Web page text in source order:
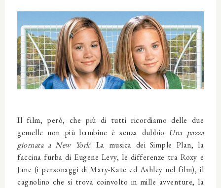
Il film, però, che più di tutti ricordiamo delle due
gemelle non più bambine è senza dubbio Una pazza
giornata a New York! La musica dei Simple Plan, la
faccina furba di Eugene Levy, le differenze tra Roxy e
Jane (i personaggi di Mary-Kate ed Ashley nel film), il
cagnolino che si trova coinvolto in mille avventure, la